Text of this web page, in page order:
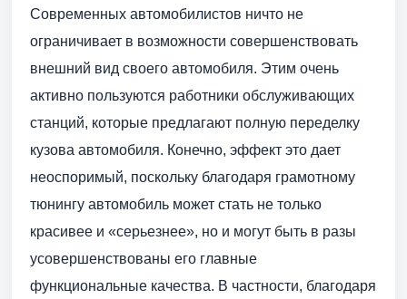
Современных автомобилистов ничто не
ограничивает в возможности совершенствовать
внешний вид своего автомобиля. Этим очень
активно пользуются работники обслуживающих
станций, которые предлагают полную переделку
кузова автомобиля. Конечно, эффект это дает
неоспоримый, поскольку благодаря грамотному
тюнингу автомобиль может стать не только
красивее и «серьезнее», но и могут быть в разы
усовершенствованы его главные
функциональные качества. В частности, благодаря